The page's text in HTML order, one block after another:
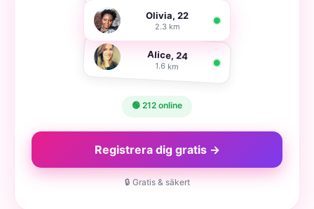
Olivia, 22
2.3 km
Alice, 24
1.6 km
🟢 212 online
Registrera dig gratis →
🔒 Gratis & säkert